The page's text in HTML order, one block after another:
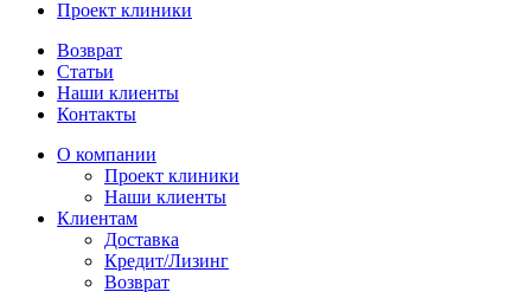
Проект клиники
Возврат
Статьи
Наши клиенты
Контакты
О компании
Проект клиники
Наши клиенты
Клиентам
Доставка
Кредит/Лизинг
Возврат